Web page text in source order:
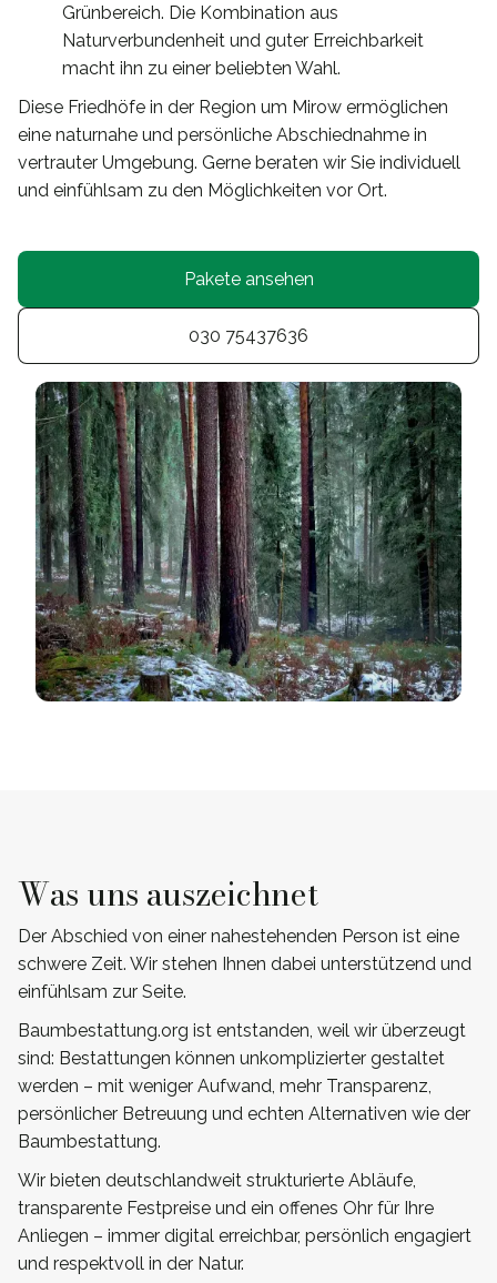
Grünbereich. Die Kombination aus
Naturverbundenheit und guter Erreichbarkeit
macht ihn zu einer beliebten Wahl.
Diese Friedhöfe in der Region um Mirow ermöglichen
eine naturnahe und persönliche Abschiednahme in
vertrauter Umgebung. Gerne beraten wir Sie individuell
und einfühlsam zu den Möglichkeiten vor Ort.
Pakete ansehen
030 75437636
Was uns auszeichnet
Der Abschied von einer nahestehenden Person ist eine
schwere Zeit. Wir stehen Ihnen dabei unterstützend und
einfühlsam zur Seite.
Baumbestattung.org ist entstanden, weil wir überzeugt
sind: Bestattungen können unkomplizierter gestaltet
werden – mit weniger Aufwand, mehr Transparenz,
persönlicher Betreuung und echten Alternativen wie der
Baumbestattung.
Wir bieten deutschlandweit strukturierte Abläufe,
transparente Festpreise und ein offenes Ohr für Ihre
Anliegen – immer digital erreichbar, persönlich engagiert
und respektvoll in der Natur.